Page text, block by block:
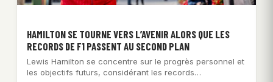
HAMILTON SE TOURNE VERS L’AVENIR ALORS QUE LES
RECORDS DE F1 PASSENT AU SECOND PLAN
Lewis Hamilton se concentre sur le progrès personnel et
les objectifs futurs, considérant les records…